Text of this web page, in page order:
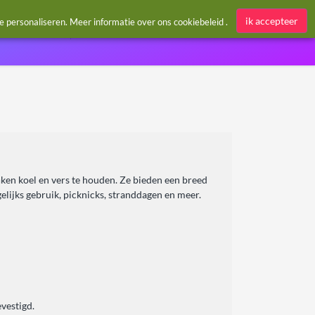
Aanmelden / Register
koel en vers te houden. Ze bieden een breed
gebruik, picknicks, stranddagen en meer.
personaliseren. Meer informatie over ons cookiebeleid. ik accepteer